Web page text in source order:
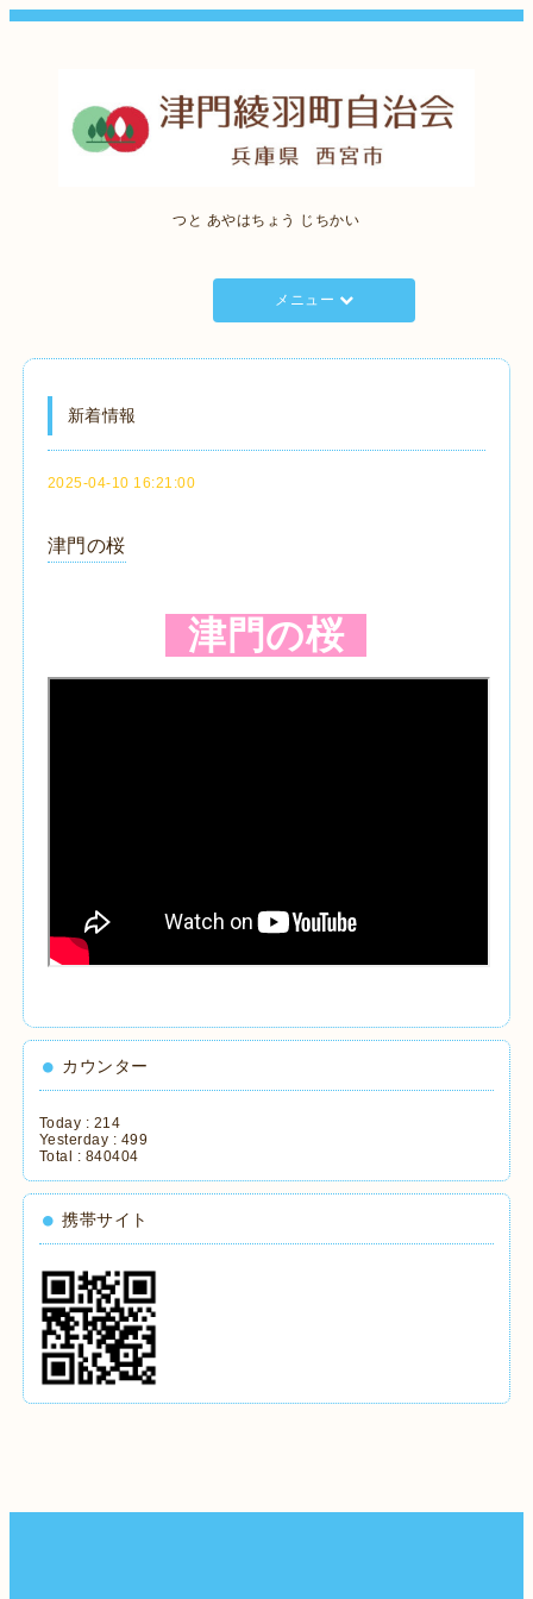
つと あやはちょう じちかい
メニュー
新着情報
2025-04-10 16:21:00
津門の桜
津門の桜
カウンター
Today : 214
Yesterday : 499
Total : 840404
携帯サイト